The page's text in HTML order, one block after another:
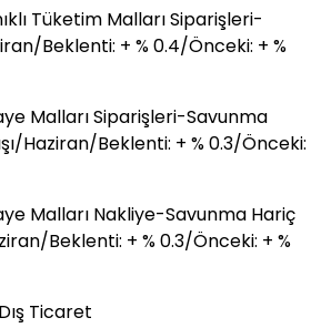
Tüketim Malları Siparişleri-
Beklenti: + % 0.4/Önceki: + %
Malları Siparişleri-Savunma
Haziran/Beklenti: + % 0.3/Önceki:
Malları Nakliye-Savunma Hariç
Beklenti: + % 0.3/Önceki: + %
Ticaret